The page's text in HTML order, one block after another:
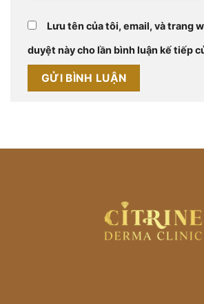
Lưu tên của tôi, email, và trang
duyệt này cho lần bình luận kế tiếp